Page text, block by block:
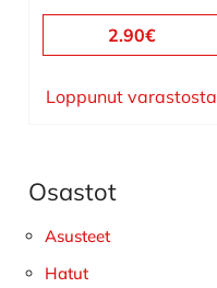
2.90€
Loppunut varastosta
Ensisijainen
sivupalkki
Osastot
Asusteet
Hatut